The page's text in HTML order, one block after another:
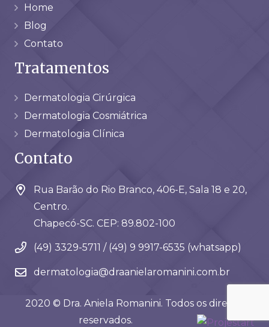
Home
Blog
Contato
Tratamentos
Dermatologia Cirúrgica
Dermatologia Cosmiátrica
Dermatologia Clínica
Contato
Rua Barão do Rio Branco, 406-E, Sala 18 e 20,
Centro.
Chapecó-SC. CEP: 89.802-100
(49) 3329-5711 / (49) 9 9917-6535 (whatsapp)
dermatologia@draanielaromanini.com.br
2020 © Dra. Aniela Romanini. Todos os direitos
reservados.